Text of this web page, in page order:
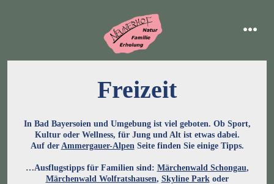
menü
Freizeit
In Bad Bayersoien und Umgebung ist viel geboten. Ob Sport,
Kultur oder Wellness, für Jung und Alt ist etwas dabei.
Auf der Ammergauer-Alpen Seite finden Sie einige Tipps.
…Ausflugstipps für Familien sind: Märchenwald Schongau,
Märchenwald Wolfratshausen, Skyline Parkoder